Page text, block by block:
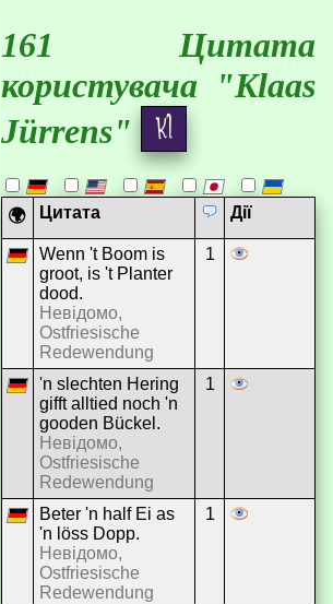
161 Цитата
користувача "Klaas
Jürrens"
🌍 Цитата Дії
Wenn 't Boom is
groot, is 't Planter
dood.
Невідомо,
Ostfriesische
Redewendung
1
'n slechten Hering
gifft alltied noch 'n
gooden Bückel.
Невідомо,
Ostfriesische
Redewendung
1
Beter 'n half Ei as
'n löss Dopp.
Невідомо,
Ostfriesische
Redewendung
1